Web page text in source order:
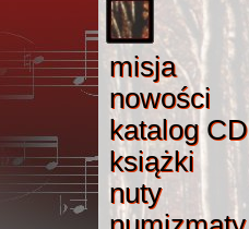
misja
misja
nowości
nowości
katalog CD
katalog CD
książki
książki
nuty
nuty